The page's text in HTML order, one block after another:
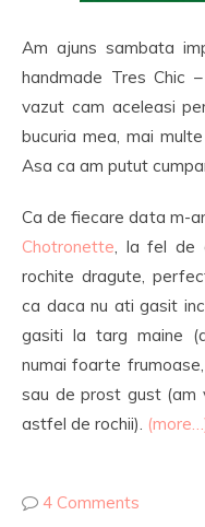
Am ajuns sambata
handmade Tres Chic
vazut cam aceleasi
bucuria mea, mai
Asa ca am putut
Ca de fiecare data m-
Chotronette, la fel de
rochite dragute,
ca daca nu ati gasit
gasiti la targ maine
numai foarte
sau de prost gust (am
astfel de rochii).
4 Comments